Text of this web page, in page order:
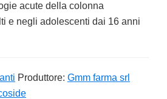
acute della colonna
e negli adolescenti dai 16 anni
Produttore: Gmm farma srl